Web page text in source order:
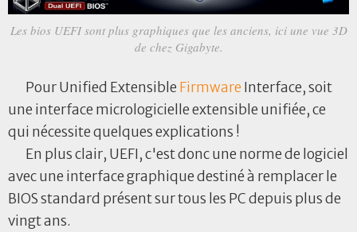
Les bios UEFI sont plus graphiques que les anciens, ici une vue 3D
de chez Gigabyte.
Pour Unified Extensible Firmware Interface, soit
une interface micrologicielle extensible unifiée, ce
qui nécessite quelques explications !
En plus clair, UEFI, c'est donc une norme de logiciel
avec une interface graphique destiné à remplacer le
BIOS standard présent sur tous les PC depuis plus de
vingt ans.